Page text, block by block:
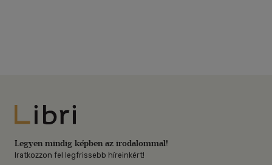
Libri
Legyen mindig képben az irodalommal!
Iratkozzon fel legfrissebb híreinkért!